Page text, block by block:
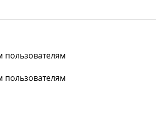
пользователям
пользователям